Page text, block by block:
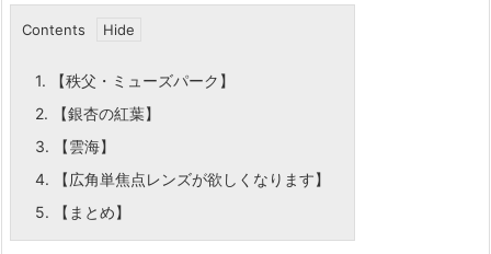
Contents
1. 【秩父・ミューズパーク】
2. 【銀杏の紅葉】
3. 【雲海】
4. 【広角単焦点レンズが欲しくなります】
5. 【まとめ】